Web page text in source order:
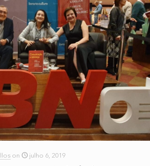
on
julho 6, 2019